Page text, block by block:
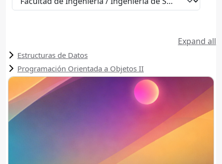
Course categories
Expand all
Estructuras de Datos
Programación Orientada a Objetos II